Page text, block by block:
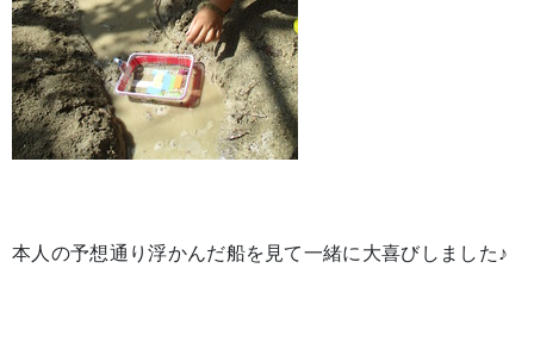
本人の予想通り浮かんだ船を見て一緒に大喜びしました♪